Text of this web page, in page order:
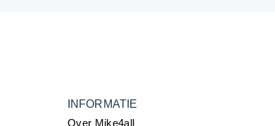
INFORMATIE
Over Mike4all